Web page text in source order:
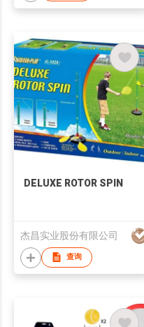
DELUXE ROTOR SPIN
杰昌实业股份有限公司
查询